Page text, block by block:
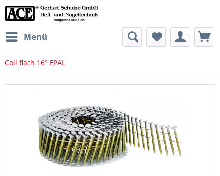
Menü
Coil flach 16° EPAL